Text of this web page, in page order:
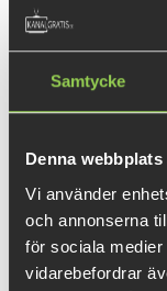
Samtycke
Denna
Vi använder
och annonserna
för sociala
vidarebefordrar
Klicka härför att
Sedan Flatnose
har den blivit ett
hela Europa med
Nu är det dags att
När vi filmadeFly